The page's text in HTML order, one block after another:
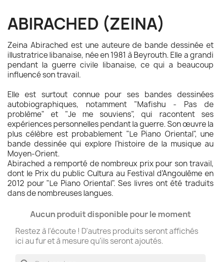
ABIRACHED (ZEINA)
Zeina Abirached est une auteure de bande dessinée et
illustratrice libanaise, née en 1981 à Beyrouth. Elle a grandi
pendant la guerre civile libanaise, ce qui a beaucoup
influencé son travail.
Elle est surtout connue pour ses bandes dessinées
autobiographiques, notamment "Mafishu - Pas de
problème" et "Je me souviens", qui racontent ses
expériences personnelles pendant la guerre. Son œuvre la
plus célèbre est probablement "Le Piano Oriental", une
bande dessinée qui explore l'histoire de la musique au
Moyen-Orient.
Abirached a remporté de nombreux prix pour son travail,
dont le Prix du public Cultura au Festival d'Angoulême en
2012 pour "Le Piano Oriental". Ses livres ont été traduits
dans de nombreuses langues.
Aucun produit disponible pour le moment
Restez à l'écoute ! D'autres produits seront affichés
ici au fur et à mesure qu'ils seront ajoutés.